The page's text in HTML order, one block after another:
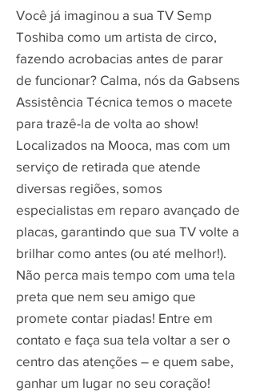
Você já imaginou a sua TV Semp
Toshiba como um artista de circo,
fazendo acrobacias antes de parar
de funcionar? Calma, nós da Gabsens
Assistência Técnica temos o macete
para trazê-la de volta ao show!
Localizados na Mooca, mas com um
serviço de retirada que atende
diversas regiões, somos
especialistas em reparo avançado de
placas, garantindo que sua TV volte a
brilhar como antes (ou até melhor!).
Não perca mais tempo com uma tela
preta que nem seu amigo que
promete contar piadas! Entre em
contato e faça sua tela voltar a ser o
centro das atenções – e quem sabe,
ganhar um lugar no seu coração!